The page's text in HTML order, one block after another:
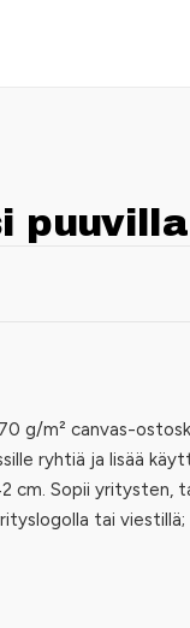
puuvilla
g/m² canvas-
ryhtiä ja lisää
cm. Sopii yritysten,
tai viestillä;